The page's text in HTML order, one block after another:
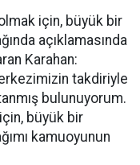
için, büyük bir
açıklamasında
Karahan:
takdiriyle
bulunuyorum.
büyük bir
kamuoyunun